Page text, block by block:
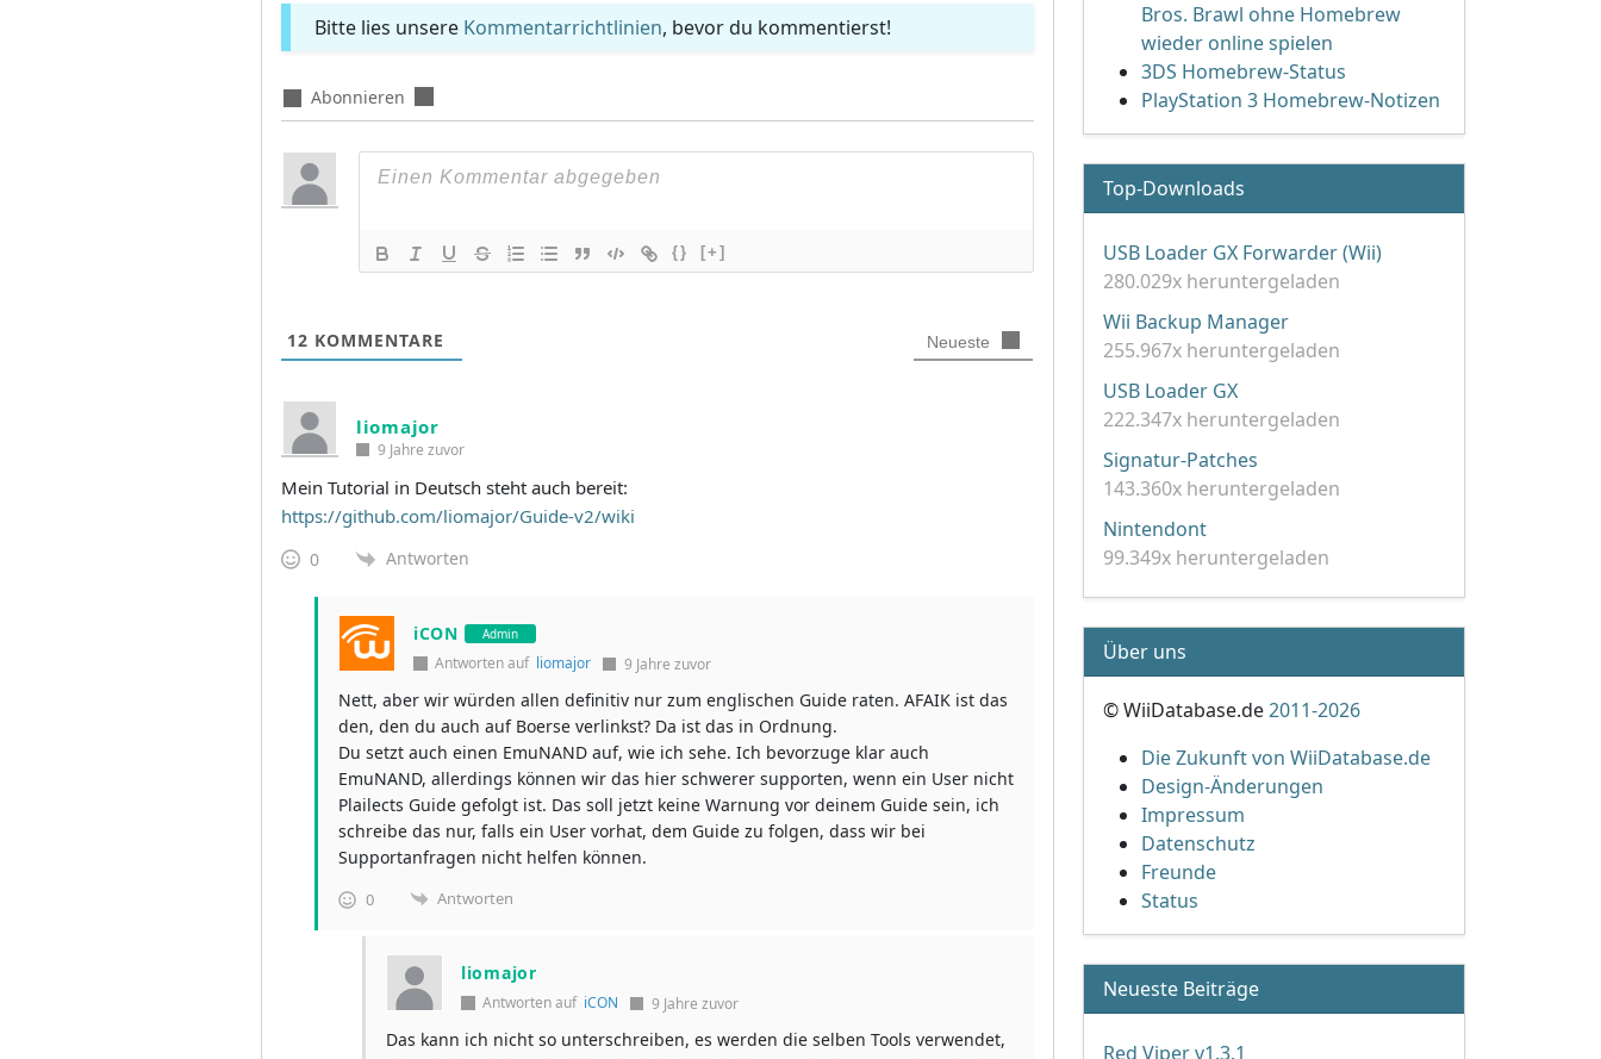
Bitte lies unsere Kommentarrichtlinien, bevor du kommentierst!
Abonnieren
{} [+]
12 KOMMENTARE Neueste
liomajor
9 Jahre zuvor
Mein Tutorial in Deutsch steht auch bereit:
https://github.com/liomajor/Guide-v2/wiki
0 Antworten
iCON Admin
Antworten auf liomajor 9 Jahre zuvor
Nett, aber wir würden allen definitiv nur zum englischen Guide raten. AFAIK ist das
den, den du auch auf Boerse verlinkst? Da ist das in Ordnung.
Du setzt auch einen EmuNAND auf, wie ich sehe. Ich bevorzuge klar auch
EmuNAND, allerdings können wir das hier schwerer supporten, wenn ein User nicht
Plailects Guide gefolgt ist. Das soll jetzt keine Warnung vor deinem Guide sein, ich
schreibe das nur, falls ein User vorhat, dem Guide zu folgen, dass wir bei
Supportanfragen nicht helfen können.
0 Antworten
liomajor
Antworten auf iCON 9 Jahre zuvor
Das kann ich nicht so unterschreiben, es werden die selben Tools verwendet,
Bros. Brawl ohne Homebrew
wieder online spielen
3DS Homebrew-Status
PlayStation 3 Homebrew-Notizen
Top-Downloads
USB Loader GX Forwarder (Wii)
280.029x heruntergeladen
Wii Backup Manager
255.967x heruntergeladen
USB Loader GX
222.347x heruntergeladen
Signatur-Patches
143.360x heruntergeladen
Nintendont
99.349x heruntergeladen
Über uns
© WiiDatabase.de2011-2026
Die Zukunft von WiiDatabase.de
Design-Änderungen
Impressum
Datenschutz
Freunde
Status
Neueste Beiträge
Red Viper v1.3.1